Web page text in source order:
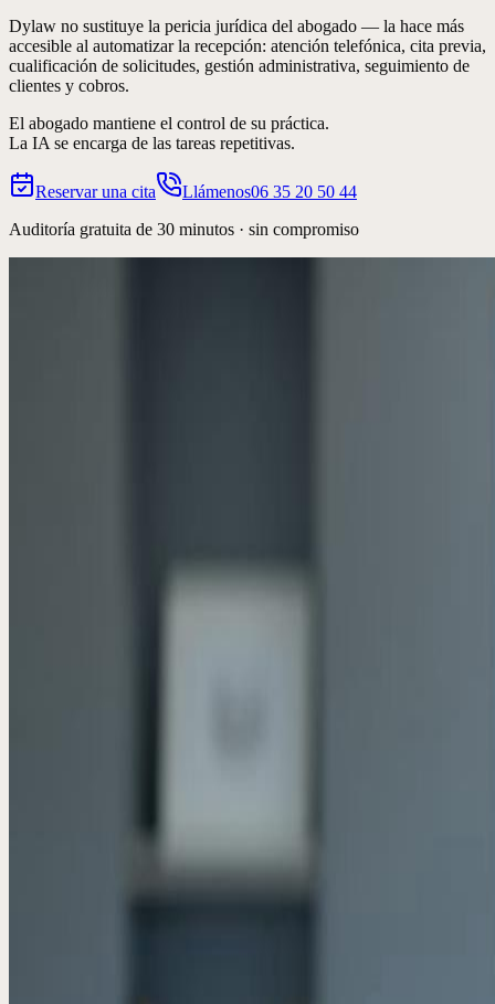
Dylaw no sustituye la pericia jurídica del abogado — la hace más
accesible al automatizar la recepción: atención telefónica, cita previa,
cualificación de solicitudes, gestión administrativa, seguimiento de
clientes y cobros.
El abogado mantiene el control de su práctica.
La IA se encarga de las tareas repetitivas.
Reservar una cita Llámenos06 35 20 50 44
Auditoría gratuita de 30 minutos · sin compromiso